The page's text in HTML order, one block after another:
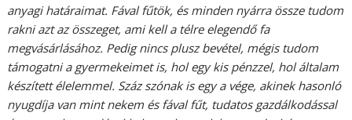
anyagi határaimat. Fával fűtök, és minden nyárra össze tudom
rakni azt az összeget, ami kell a télre elegendő fa
megvásárlásához. Pedig nincs plusz bevétel, mégis tudom
támogatni a gyermekeimet is, hol egy kis pénzzel, hol általam
készített élelemmel. Száz szónak is egy a vége, akinek hasonló
nyugdíja van mint nekem és fával fűt, tudatos gazdálkodással